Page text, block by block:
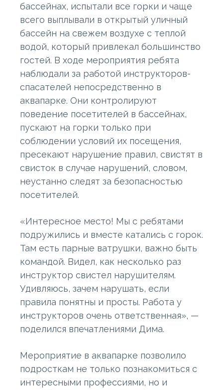
бассейнах, испытали все горки и чаще
всего выплывали в открытый уличный
бассейн на свежем воздухе с теплой
водой, который привлекал большинство
гостей. В ходе мероприятия ребята
наблюдали за работой инструкторов-
спасателей непосредственно в
аквапарке. Они контролируют
поведение посетителей в бассейнах,
пускают на горки только при
соблюдении условий их посещения,
пресекают нарушение правил, свистят в
свисток в случае нарушений, словом,
неустанно следят за безопасностью
посетителей.
«Интересное место! Мы с ребятами
подружились и вместе катались с горок.
Там есть парные ватрушки, важно быть
командой. Видел, как несколько раз
инструктор свистел нарушителям.
Удивляюсь, зачем нарушать, если
правила понятны и просты. Работа у
инструкторов очень ответственная», —
поделился впечатлениями Дима.
Мероприятие в аквапарке позволило
подросткам не только познакомиться с
интересными профессиями, но и